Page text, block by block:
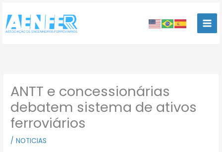
para
conteúdo
ANTT e concessionárias
debatem sistema de ativos
ferroviários
/NOTICIAS